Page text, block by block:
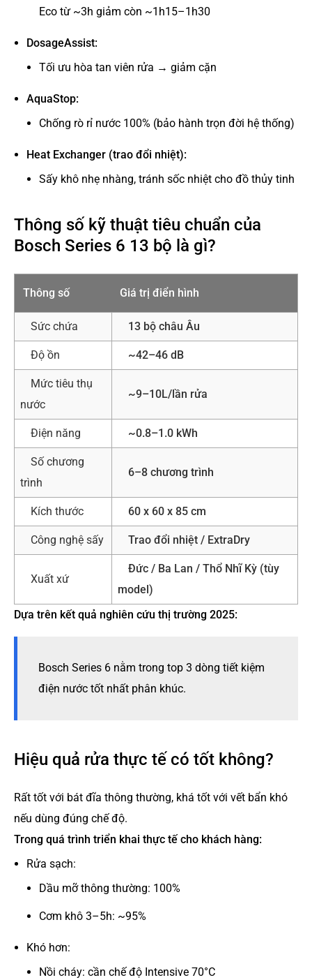
Eco từ ~3h giảm còn ~1h15–1h30
DosageAssist:
Tối ưu hòa tan viên rửa → giảm cặn
AquaStop:
Chống rò rỉ nước 100% (bảo hành trọn đời hệ thống)
Heat Exchanger (trao đổi nhiệt):
Sấy khô nhẹ nhàng, tránh sốc nhiệt cho đồ thủy tinh
Thông số kỹ thuật tiêu chuẩn của
Bosch Series 6 13 bộ là gì?
Thông số Giá trị điển hình
Sức chứa 13 bộ châu Âu
Độ ồn ~42–46 dB
Mức tiêu thụ
nước
~9–10L/lần rửa
Điện năng ~0.8–1.0 kWh
Số chương
trình
6–8 chương trình
Kích thước 60 x 60 x 85 cm
Công nghệ sấy Trao đổi nhiệt / ExtraDry
Xuất xứ
Đức / Ba Lan / Thổ Nhĩ Kỳ (tùy
model)
Dựa trên kết quả nghiên cứu thị trường 2025:
Bosch Series 6 nằm trong top 3 dòng tiết kiệm
điện nước tốt nhất phân khúc.
Hiệu quả rửa thực tế có tốt không?
Rất tốt với bát đĩa thông thường, khá tốt với vết bẩn khó
nếu dùng đúng chế độ.
Trong quá trình triển khai thực tế cho khách hàng:
Rửa sạch:
Dầu mỡ thông thường: 100%
Cơm khô 3–5h: ~95%
Khó hơn:
Nồi cháy: cần chế độ Intensive 70°C